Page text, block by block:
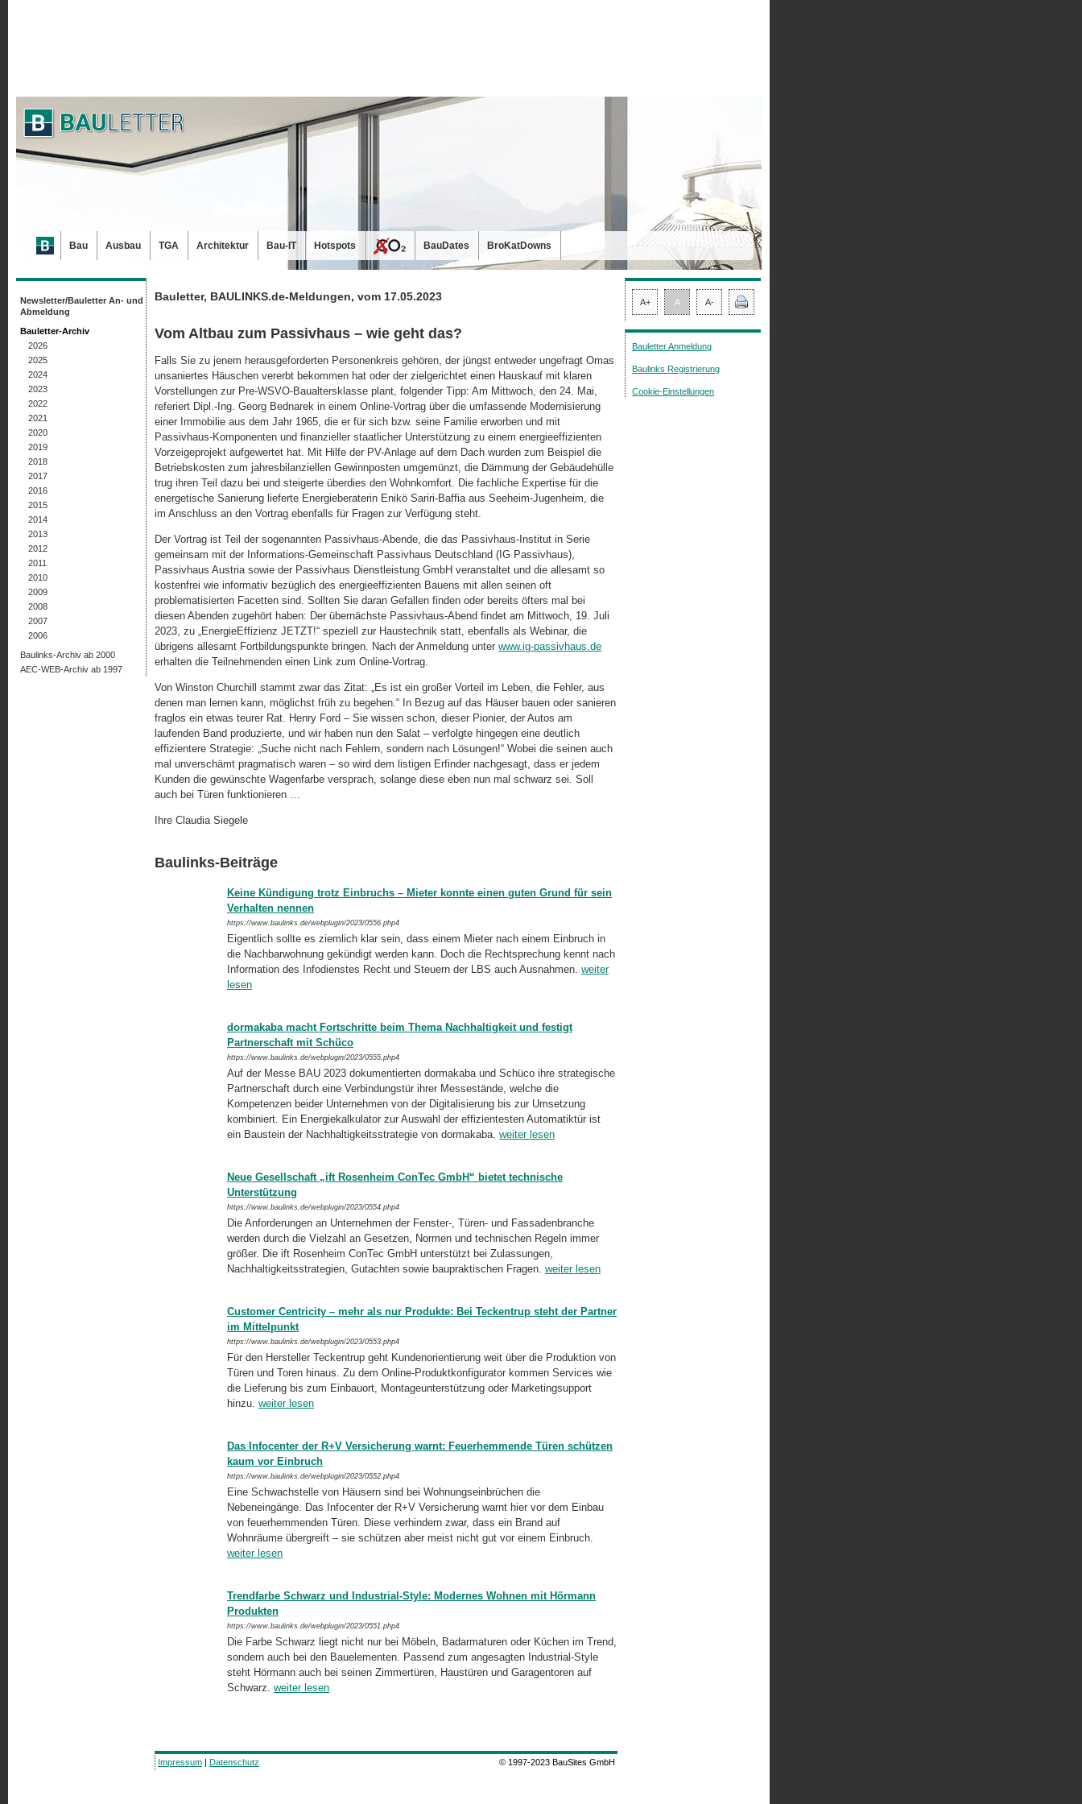
Bauletter, BAULINKS.de-Meldungen, vom 17.05.2023
Vom Altbau zum Passivhaus – wie geht das?
Falls Sie zu jenem herausgeforderten Personenkreis gehören, der jüngst entweder ungefragt Omas
unsaniertes Häuschen vererbt bekommen hat oder der zielgerichtet einen Hauskauf mit klaren
Vorstellungen zur Pre-WSVO-Baualtersklasse plant, folgender Tipp: Am Mittwoch, den 24. Mai,
referiert Dipl.-Ing. Georg Bednarek in einem Online-Vortrag über die umfassende Modernisierung
einer Immobilie aus dem Jahr 1965, die er für sich bzw. seine Familie erworben und mit
Passivhaus-Komponenten und finanzieller staatlicher Unterstützung zu einem energieeffizienten
Vorzeigeprojekt aufgewertet hat. Mit Hilfe der PV-Anlage auf dem Dach wurden zum Beispiel die
Betriebskosten zum jahresbilanziellen Gewinnposten umgemünzt, die Dämmung der Gebäudehülle
trug ihren Teil dazu bei und steigerte überdies den Wohnkomfort. Die fachliche Expertise für die
energetische Sanierung lieferte Energieberaterin Enikö Sariri-Baffia aus Seeheim-Jugenheim, die
im Anschluss an den Vortrag ebenfalls für Fragen zur Verfügung steht.
Der Vortrag ist Teil der sogenannten Passivhaus-Abende, die das Passivhaus-Institut in Serie
gemeinsam mit der Informations-Gemeinschaft Passivhaus Deutschland (IG Passivhaus),
Passivhaus Austria sowie der Passivhaus Dienstleistung GmbH veranstaltet und die allesamt so
kostenfrei wie informativ bezüglich des energieeffizienten Bauens mit allen seinen oft
problematisierten Facetten sind. Sollten Sie daran Gefallen finden oder bereits öfters mal bei
diesen Abenden zugehört haben: Der übernächste Passivhaus-Abend findet am Mittwoch, 19. Juli
2023, zu „EnergieEffizienz JETZT!“ speziell zur Haustechnik statt, ebenfalls als Webinar, die
übrigens allesamt Fortbildungspunkte bringen. Nach der Anmeldung unter www.ig-passivhaus.de
erhalten die Teilnehmenden einen Link zum Online-Vortrag.
Von Winston Churchill stammt zwar das Zitat: „Es ist ein großer Vorteil im Leben, die Fehler, aus
denen man lernen kann, möglichst früh zu begehen.“ In Bezug auf das Häuser bauen oder sanieren
fraglos ein etwas teurer Rat. Henry Ford – Sie wissen schon, dieser Pionier, der Autos am
laufenden Band produzierte, und wir haben nun den Salat – verfolgte hingegen eine deutlich
effizientere Strategie: „Suche nicht nach Fehlern, sondern nach Lösungen!“ Wobei die seinen auch
mal unverschämt pragmatisch waren – so wird dem listigen Erfinder nachgesagt, dass er jedem
Kunden die gewünschte Wagenfarbe versprach, solange diese eben nun mal schwarz sei. Soll
auch bei Türen funktionieren …
Ihre Claudia Siegele
Baulinks-Beiträge
Keine Kündigung trotz Einbruchs – Mieter konnte einen guten Grund für sein
Verhalten nennen
https://www.baulinks.de/webplugin/2023/0556.php4
Eigentlich sollte es ziemlich klar sein, dass einem Mieter nach einem Einbruch in
die Nachbarwohnung gekündigt werden kann. Doch die Rechtsprechung kennt nach
Information des Infodienstes Recht und Steuern der LBS auch Ausnahmen. weiter
lesen
dormakaba macht Fortschritte beim Thema Nachhaltigkeit und festigt
Partnerschaft mit Schüco
https://www.baulinks.de/webplugin/2023/0555.php4
Auf der Messe BAU 2023 dokumentierten dormakaba und Schüco ihre strategische
Partnerschaft durch eine Verbindungstür ihrer Messestände, welche die
Kompetenzen beider Unternehmen von der Digitalisierung bis zur Umsetzung
kombiniert. Ein Energiekalkulator zur Auswahl der effizientesten Automatiktür ist
ein Baustein der Nachhaltigkeitsstrategie von dormakaba. weiter lesen
Neue Gesellschaft „ift Rosenheim ConTec GmbH“ bietet technische
Unterstützung
https://www.baulinks.de/webplugin/2023/0554.php4
Die Anforderungen an Unternehmen der Fenster-, Türen- und Fassadenbranche
werden durch die Vielzahl an Gesetzen, Normen und technischen Regeln immer
größer. Die ift Rosenheim ConTec GmbH unterstützt bei Zulassungen,
Nachhaltigkeitsstrategien, Gutachten sowie baupraktischen Fragen. weiter lesen
Customer Centricity – mehr als nur Produkte: Bei Teckentrup steht der Partner
im Mittelpunkt
https://www.baulinks.de/webplugin/2023/0553.php4
Für den Hersteller Teckentrup geht Kundenorientierung weit über die Produktion von
Türen und Toren hinaus. Zu dem Online-Produktkonfigurator kommen Services wie
die Lieferung bis zum Einbauort, Montageunterstützung oder Marketingsupport
hinzu. weiter lesen
Das Infocenter der R+V Versicherung warnt: Feuerhemmende Türen schützen
kaum vor Einbruch
https://www.baulinks.de/webplugin/2023/0552.php4
Eine Schwachstelle von Häusern sind bei Wohnungseinbrüchen die
Nebeneingänge. Das Infocenter der R+V Versicherung warnt hier vor dem Einbau
von feuerhemmenden Türen. Diese verhindern zwar, dass ein Brand auf
Wohnräume übergreift – sie schützen aber meist nicht gut vor einem Einbruch.
weiter lesen
Trendfarbe Schwarz und Industrial-Style: Modernes Wohnen mit Hörmann
Produkten
https://www.baulinks.de/webplugin/2023/0551.php4
Die Farbe Schwarz liegt nicht nur bei Möbeln, Badarmaturen oder Küchen im Trend,
sondern auch bei den Bauelementen. Passend zum angesagten Industrial-Style
steht Hörmann auch bei seinen Zimmertüren, Haustüren und Garagentoren auf
Schwarz. weiter lesen
Newsletter/Bauletter An- und
Abmeldung
Bauletter-Archiv
2026
2025
2024
2023
2022
2021
2020
2019
2018
2017
2016
2015
2014
2013
2012
2011
2010
2009
2008
2007
2006
Baulinks-Archiv ab 2000
AEC-WEB-Archiv ab 1997
A+ A A-
Bauletter Anmeldung
Baulinks Registrierung
Cookie-Einstellungen
Impressum | Datenschutz © 1997-2023 BauSites GmbH
Bau Ausbau TGA Architektur Bau-IT Hotspots BauDates BroKatDowns